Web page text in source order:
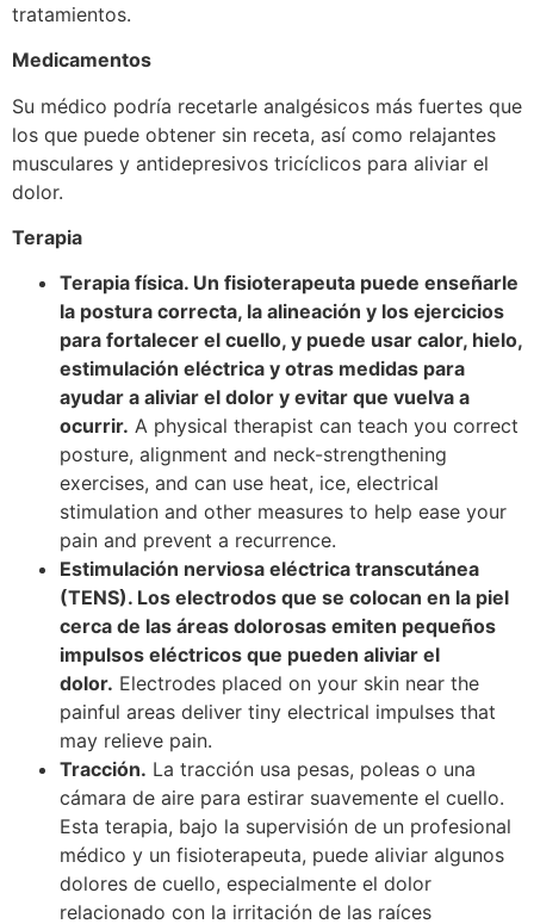
tratamientos.
Medicamentos
Su médico podría recetarle analgésicos más fuertes que
los que puede obtener sin receta, así como relajantes
musculares y antidepresivos tricíclicos para aliviar el
dolor.
Terapia
Terapia física. Un fisioterapeuta puede enseñarle
la postura correcta, la alineación y los ejercicios
para fortalecer el cuello, y puede usar calor, hielo,
estimulación eléctrica y otras medidas para
ayudar a aliviar el dolor y evitar que vuelva a
ocurrir. A physical therapist can teach you correct
posture, alignment and neck-strengthening
exercises, and can use heat, ice, electrical
stimulation and other measures to help ease your
pain and prevent a recurrence.
Estimulación nerviosa eléctrica transcutánea
(TENS). Los electrodos que se colocan en la piel
cerca de las áreas dolorosas emiten pequeños
impulsos eléctricos que pueden aliviar el
dolor. Electrodes placed on your skin near the
painful areas deliver tiny electrical impulses that
may relieve pain.
Tracción. La tracción usa pesas, poleas o una
cámara de aire para estirar suavemente el cuello.
Esta terapia, bajo la supervisión de un profesional
médico y un fisioterapeuta, puede aliviar algunos
dolores de cuello, especialmente el dolor
relacionado con la irritación de las raíces